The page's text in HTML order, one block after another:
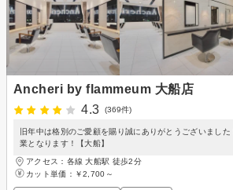
Ancheri by flammeum 大船店
4.3
(369件)
旧年中は格別のご愛顧を賜り誠にありがとうございまし
業となります！【大船】
アクセス：各線 大船駅 徒歩2分
カット単価： ￥2,700～